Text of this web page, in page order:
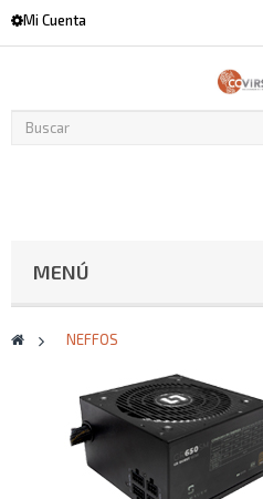
Mi Cuenta
MENÚ
> NEFFOS